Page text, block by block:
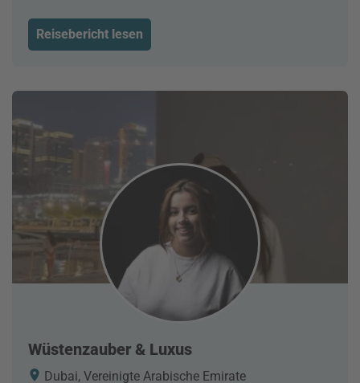
Reisebericht lesen
Wüstenzauber & Luxus
Dubai, Vereinigte Arabische Emirate